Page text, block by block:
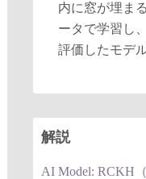
内に窓が埋ま
ータで学習し
評価したモデ
解説
AI Model: RCKH